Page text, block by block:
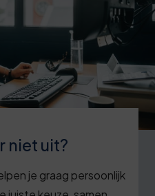
niet uit?
je graag persoonlijk